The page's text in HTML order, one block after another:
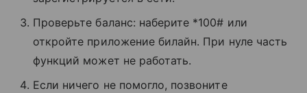
Проверьте баланс: наберите *100# или
откройте приложение билайн. При нуле часть
функций может не работать.
Если ничего не помогло, позвоните